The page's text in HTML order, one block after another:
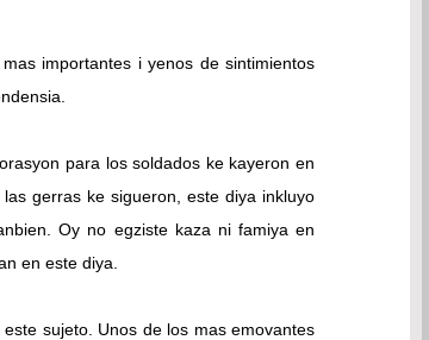
importantes i yenos de sintimientos
para los soldados ke kayeron en
gerras ke sigueron, este diya inkluyo
Oy no egziste kaza ni famiya en
en este diya.
sujeto. Unos de los mas emovantes